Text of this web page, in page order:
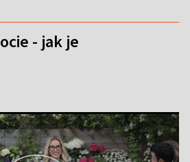
- jak je